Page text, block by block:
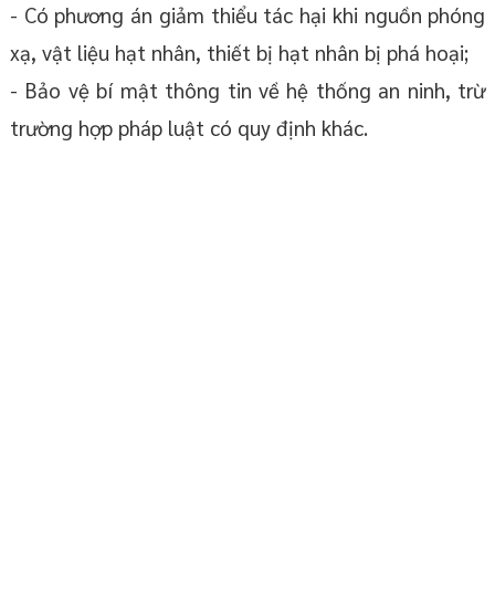
- Có phương án giảm thiểu tác hại khi nguồn phóng
xạ, vật liệu hạt nhân, thiết bị hạt nhân bị phá hoại;
- Bảo vệ bí mật thông tin về hệ thống an ninh, trừ
trường hợp pháp luật có quy định khác.